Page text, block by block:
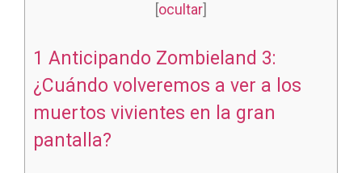
[ocultar]
1 Anticipando Zombieland 3:
¿Cuándo volveremos a ver a los
muertos vivientes en la gran
pantalla?